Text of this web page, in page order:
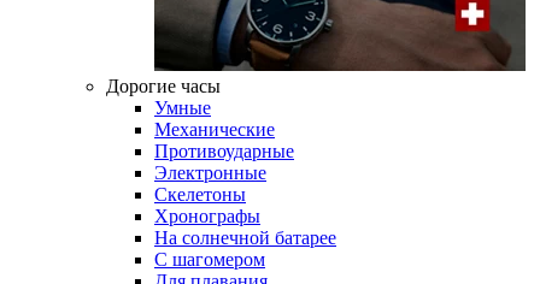
Дорогие часы
Умные
Механические
Противоударные
Электронные
Скелетоны
Хронографы
На солнечной батарее
С шагомером